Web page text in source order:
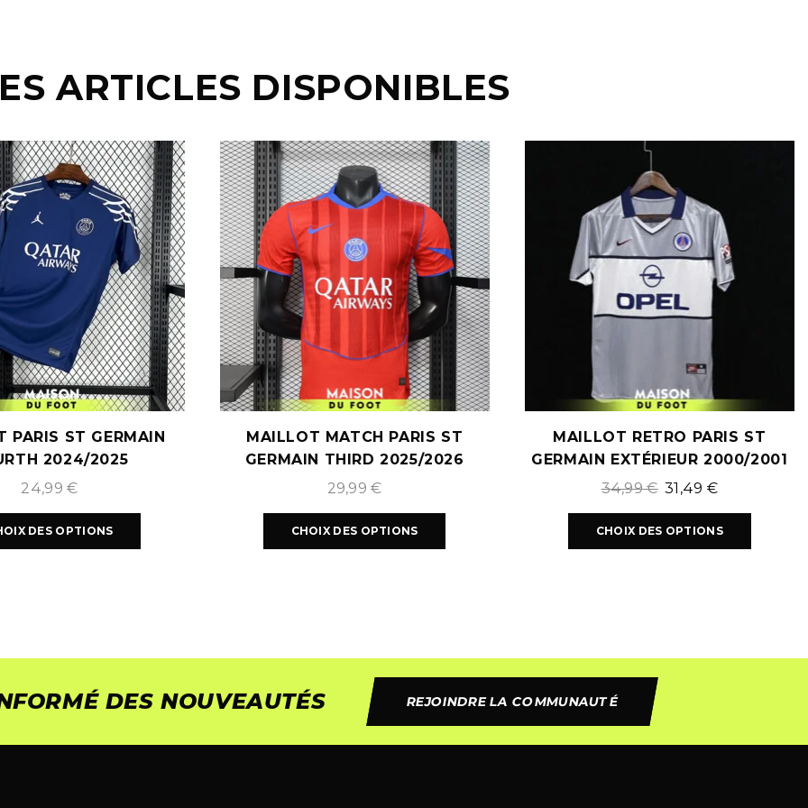
ARTICLES DISPONIBLES
PARIS ST GERMAIN
2024/2025
24,99€
DES OPTIONS
MAILLOT MATCH PARIS ST
GERMAIN THIRD 2025/2026
29,99€
CHOIX DES OPTIONS
MAILLOT RETRO PARIS ST
GERMAIN EXTÉRIEUR 2000/2001
34,99€ 31,49 €
CHOIX DES OPTIONS
DES NOUVEAUTÉS REJOINDRE LA COMMUNAUTÉ